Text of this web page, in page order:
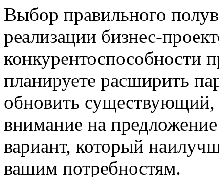
Выбор правильного
реализации бизнес-
конкурентоспособности
планируете расширить
обновить существующий,
внимание на
вариант, который
вашим потребностям.